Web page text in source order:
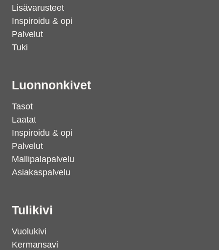
Lisävarusteet
Inspiroidu & opi
Palvelut
Tuki
Luonnonkivet
Tasot
Laatat
Inspiroidu & opi
Palvelut
Mallipalapalvelu
Asiakaspalvelu
Tulikivi
Vuolukivi
Kermansavi